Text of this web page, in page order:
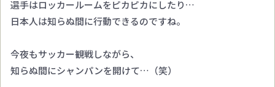
選手はロッカールームをピカピカにしたり…
日本人は知らぬ間に行動できるのですね。
今夜もサッカー観戦しながら、
知らぬ間にシャンパンを開けて…（笑）